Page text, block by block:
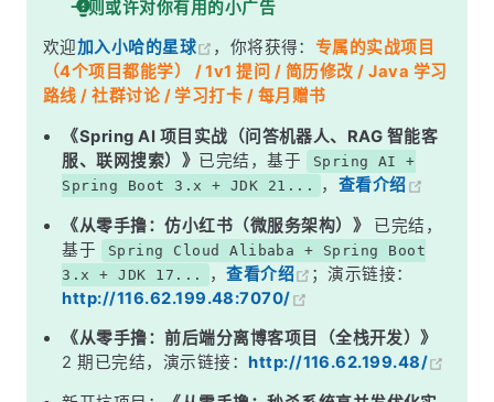
Stream 的特点
使用 Stream
一则或许对你有用的小广告
欢迎加入小哈的星球 ，你将获得： 专属的实战项目
（4个项目都能学） / 1v1 提问 / 简历修改 / Java 学习
路线 / 社群讨论 / 学习打卡 / 每月赠书
《Spring AI 项目实战（问答机器人、RAG 智能客
服、联网搜索）》 已完结，基于
Spring AI +
Spring Boot 3.x + JDK 21...
， 查看介绍
《从零手撸：仿小红书（微服务架构）》
已完结，
基于
Spring Cloud Alibaba + Spring Boot
3.x + JDK 17...
，查看介绍
；演示链接：
http://116.62.199.48:7070/
《从零手撸：前后端分离博客项目（全栈开发）》
2 期已完结，演示链接： http://116.62.199.48/